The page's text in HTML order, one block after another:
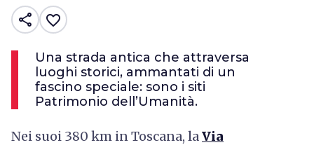
share favorite_border
Una strada antica che attraversa
luoghi storici, ammantati di un
fascino speciale: sono i siti
Patrimonio dell’Umanità.
Nei suoi 380 km in Toscana, laVia